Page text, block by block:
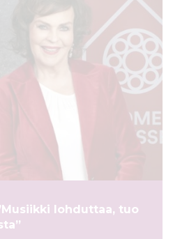
lohduttaa, tuo